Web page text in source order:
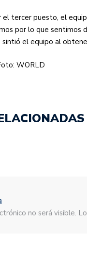
el tercer puesto, el
por lo que
el equipo al
WORLD
no será visible.